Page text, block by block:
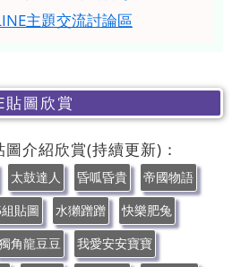
主題交流討論區
圖欣賞
介紹欣賞(持續更新)：
太鼓達人 昏呱昏貴
帝國物語
貼圖 水獺蹭蹭
快樂肥兔
角龍豆豆
我愛安安寶寶